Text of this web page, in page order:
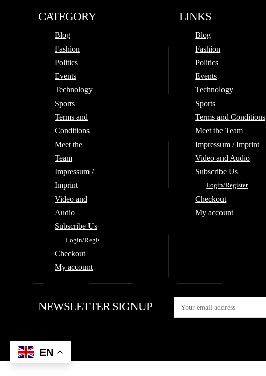
CATEGORY
Blog
Fashion
Politics
Events
Technology
Sports
Terms and
Conditions
Meet the
Team
Impressum /
Imprint
Video and
Audio
Subscribe Us
Login/Register
Checkout
My account
LINKS
Blog
Fashion
Politics
Events
Technology
Sports
Terms and Conditions
Meet the Team
Impressum / Imprint
Video and Audio
Subscribe Us
Login/Register
Checkout
My account
NEWSLETTER SIGNUP
EN